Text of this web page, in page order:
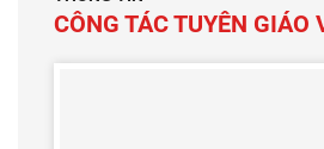
CÔNG TÁC TUYÊN GIÁO